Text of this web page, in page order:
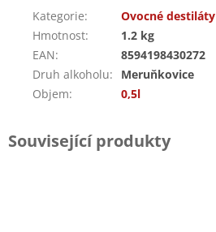
Kategorie:
Ovocné destiláty
Hmotnost:
1.2 kg
EAN:
8594198430272
Druh alkoholu:
Meruňkovice
Objem: 0,5l
Související produkty